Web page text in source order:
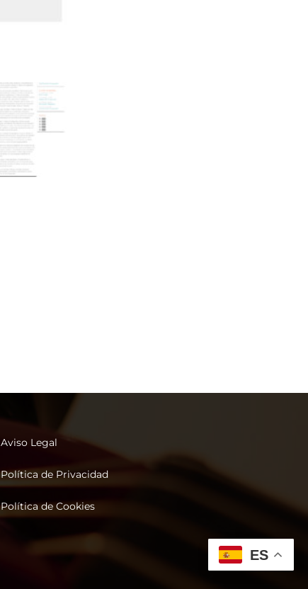
Aviso Legal
Política de Privacidad
Política de Cookies
ES